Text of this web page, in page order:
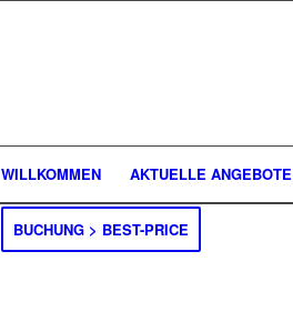
WILLKOMMEN AKTUELLE ANGEBOTE
BUCHUNG > BEST-PRICE